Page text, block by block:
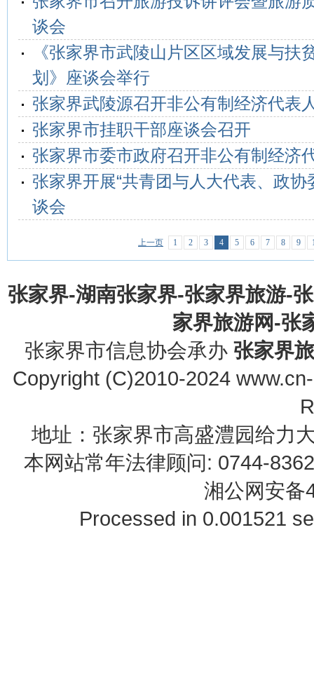
谈会
《张家界市武陵山片区区域发展与扶
划》座谈会举行
张家界武陵源召开非公有制经济代表
张家界市挂职干部座谈会召开
张家界市委市政府召开非公有制经济
张家界开展“共青团与人大代表、政协
谈会
上一页 1 2 3 4 5 6 7 8 9
张家界-湖南张家界-张家界旅游-
家界旅游网-张
张家界市信息协会承办 张家界
Copyright (C)2010-2024
地址：张家界市高盛澧园给力
本网站常年法律顾问: 0744-
湘公网安备
Processed in 0.001521